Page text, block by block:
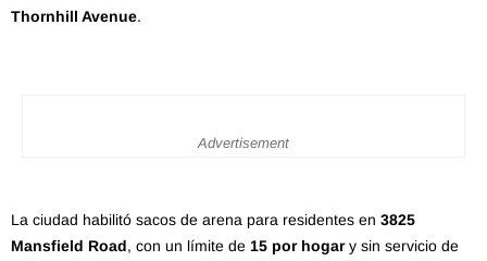
Thornhill Avenue.
Advertisement
La ciudad habilitó sacos de arena para residentes en 3825
Mansfield Road, con un límite de 15 por hogary sin servicio de